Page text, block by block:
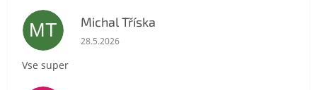
MT Michal Tříska
Hodnocení obchodu je 5 z 5 hvězdiček.
28.5.2026
Vse super